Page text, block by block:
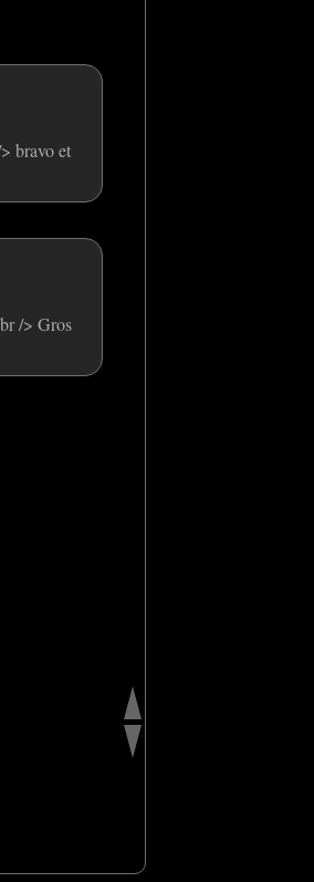
bravo et
/> Gros